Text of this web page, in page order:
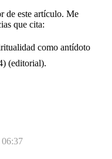
de este artículo. Me
que cita:
como antídoto
(editorial).
06:37